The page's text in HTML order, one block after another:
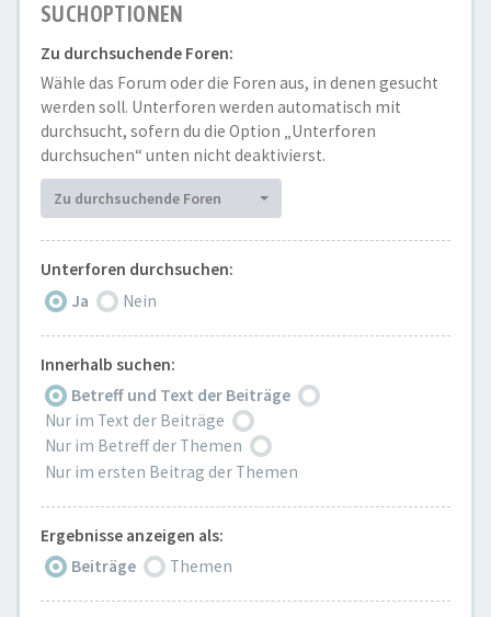
SUCHOPTIONEN
Zu durchsuchende Foren:
Wähle das Forum oder die Foren aus, in denen gesucht
werden soll. Unterforen werden automatisch mit
durchsucht, sofern du die Option „Unterforen
durchsuchen“ unten nicht deaktivierst.
Zu durchsuchende Foren
Unterforen durchsuchen:
Ja
Nein
Innerhalb suchen:
Betreff und Text der Beiträge
Nur im Text der Beiträge
Nur im Betreff der Themen
Nur im ersten Beitrag der Themen
Ergebnisse anzeigen als:
Beiträge
Themen